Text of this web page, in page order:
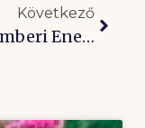
Következő
Szeptemberi Energiák: Félelem Helyett Élj Örömben!